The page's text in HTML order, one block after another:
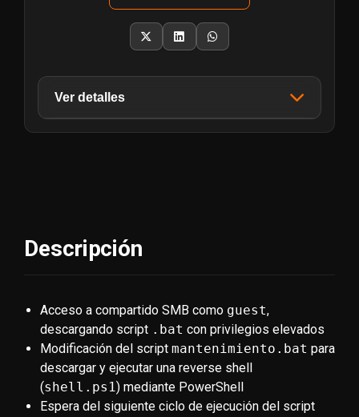
Ver detalles
Fecha de Lanzamiento
Valoración
Flag de Usuario 186
Descripción
Acceso a compartido SMB como guest,
descargando script .bat con privilegios elevados
Modificación del script mantenimiento.bat para
descargar y ejecutar una reverse shell
(shell.ps1) mediante PowerShell
Espera del siguiente ciclo de ejecución del script